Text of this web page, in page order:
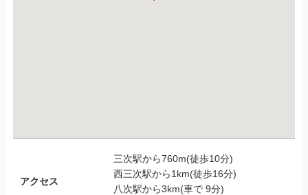
アクセス
三次駅から760m(徒歩10分)
西三次駅から1km(徒歩16分)
八次駅から3km(車で 9分)